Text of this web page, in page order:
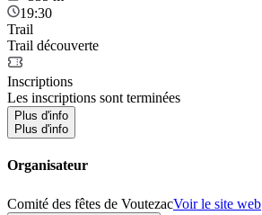
19:30
Trail
Trail découverte
Inscriptions
Les inscriptions sont terminées
Plus d'info
Plus d'info
Organisateur
Comité des fêtes de VoutezacVoir le site web